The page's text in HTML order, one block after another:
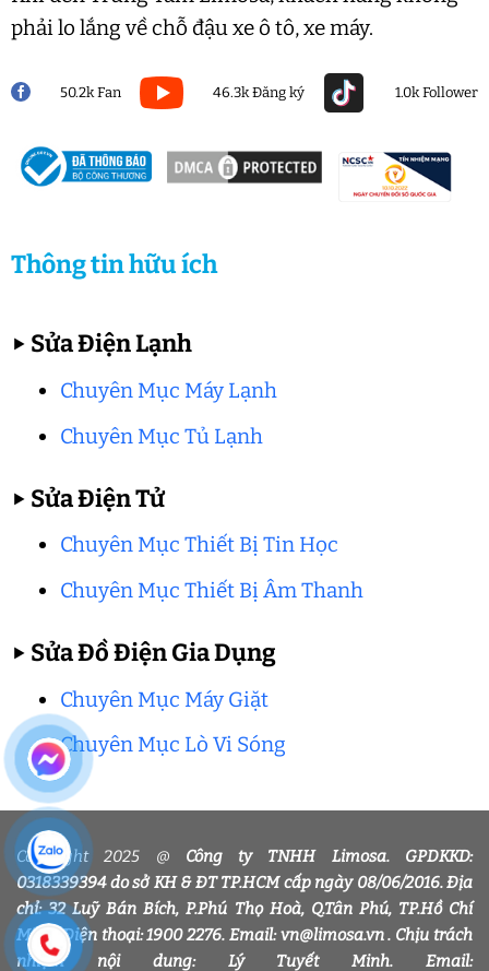
phải lo lắng về chỗ đậu xe ô tô, xe máy.
50.2k Fan 46.3k Đăng ký 1.0k Follower
Thông tin hữu ích
▶ Sửa Điện Lạnh
Chuyên Mục Máy Lạnh
Chuyên Mục Tủ Lạnh
▶ Sửa Điện Tử
Chuyên Mục Thiết Bị Tin Học
Chuyên Mục Thiết Bị Âm Thanh
▶ Sửa Đồ Điện Gia Dụng
Chuyên Mục Máy Giặt
Chuyên Mục Lò Vi Sóng
Copyright 2025 @ Công ty TNHH Limosa. GPDKKD:
0318339394 do sở KH & ĐT TP.HCM cấp ngày 08/06/2016. Địa
chỉ: 32 Luỹ Bán Bích, P.Phú Thọ Hoà, Q.Tân Phú, TP.Hồ Chí
Minh. Điện thoại: 1900 2276. Email: vn@limosa.vn . Chịu trách
nhiệm nội dung: Lý Tuyết Minh. Email: